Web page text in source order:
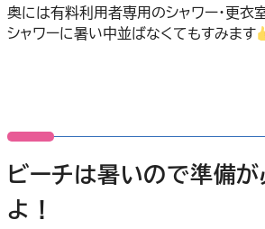
奥には有料利用者専用のシャワー・更衣
シャワーに暑い中並ばなくてもすみます
ビーチは暑いので準備
よ！